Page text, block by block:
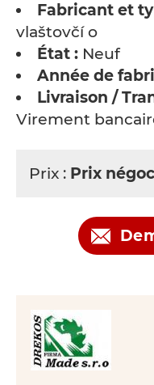
Fabricant et
vlaštovčí o
État : Neuf
Année de
Livraison /
Virement
Prix : Prix